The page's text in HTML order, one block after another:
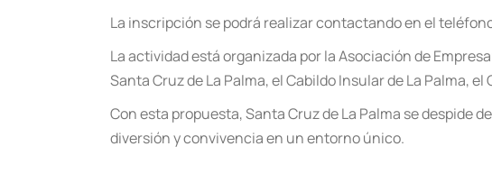
La inscripción se podrá realizar contactando en el
La actividad está organizada por la Asociación de
Santa Cruz de La Palma, el Cabildo Insular de La Palma,
Con esta propuesta, Santa Cruz de La Palma se despide
diversión y convivencia en un entorno único.